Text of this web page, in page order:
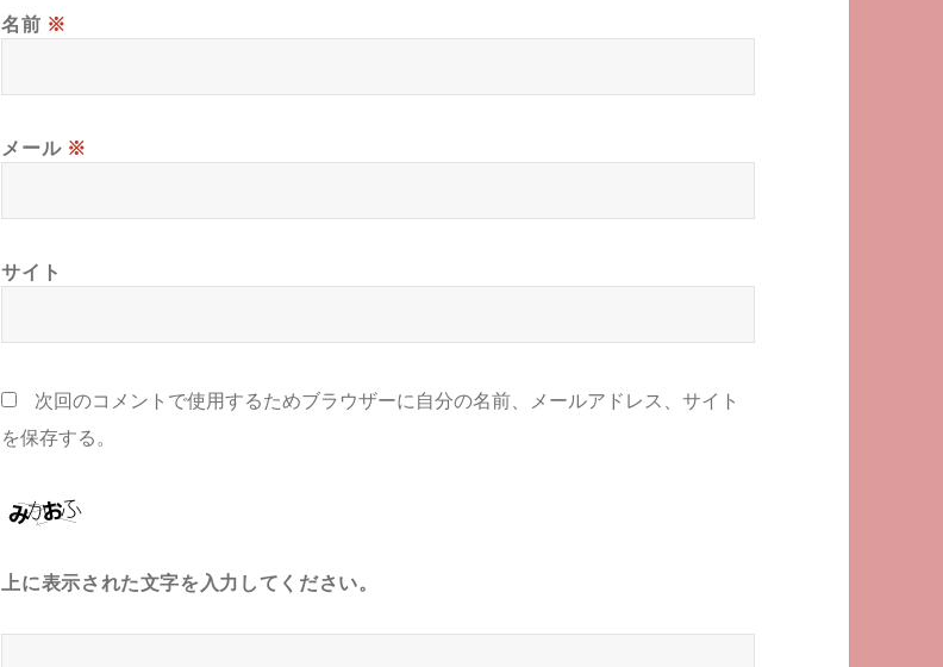
名前 ※
メール ※
サイト
次回のコメントで使用するためブラウザーに自分の名前、メールアドレス、サイト
を保存する。
上に表示された文字を入力してください。